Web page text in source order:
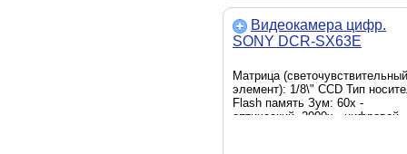
Видеокамера цифр.
SONY DCR-SX63E
Матрица (светочувствительный
элемент): 1/8\" CCD Тип
Flash память Зум: 60х -
оптический. 2000x - цифровой.